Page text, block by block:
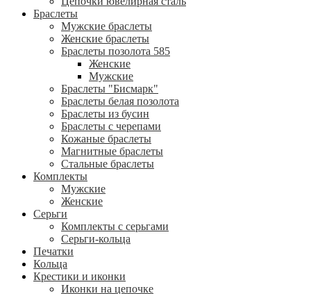
Браслеты
Мужские браслеты
Женские браслеты
Браслеты позолота 585
Женские
Мужские
Браслеты "Бисмарк"
Браслеты белая позолота
Браслеты из бусин
Браслеты с черепами
Кожаные браслеты
Магнитные браслеты
Стальные браслеты
Комплекты
Мужские
Женские
Серьги
Комплекты с серьгами
Серьги-кольца
Печатки
Кольца
Крестики и иконки
Иконки на цепочке